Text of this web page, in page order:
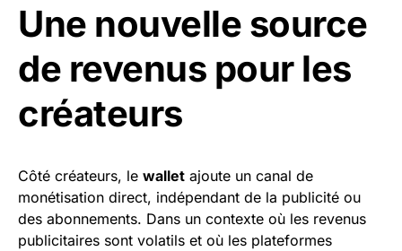
Une nouvelle source
de revenus pour les
créateurs
Côté créateurs, le wallet ajoute un canal de
monétisation direct, indépendant de la publicité ou
des abonnements. Dans un contexte où les revenus
publicitaires sont volatils et où les plateformes